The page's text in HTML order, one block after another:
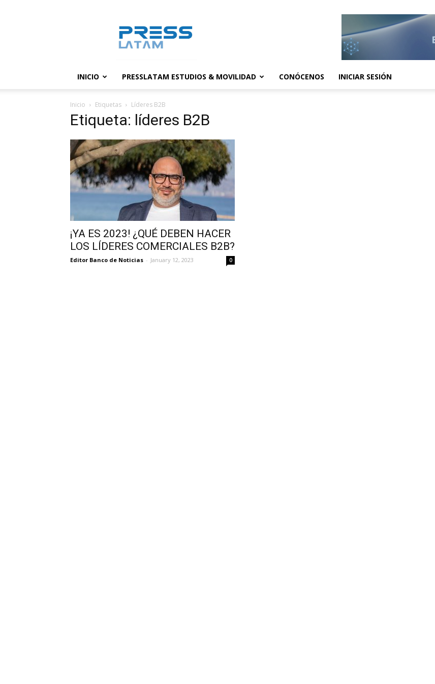
noticias
INICIO PRESSLATAM ESTUDIOS & MOVILIDAD CONÓCENOS INICIAR SESIÓN
Inicio Etiquetas Líderes B2B
Etiqueta: líderes B2B
¡YA ES 2023! ¿QUÉ DEBEN HACER
LOS LÍDERES COMERCIALES B2B?
Editor Banco de Noticias - January 12, 2023 0